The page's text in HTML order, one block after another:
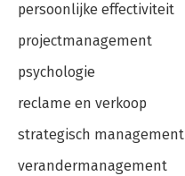
persoonlijke effectiviteit
projectmanagement
psychologie
reclame en verkoop
strategisch management
verandermanagement